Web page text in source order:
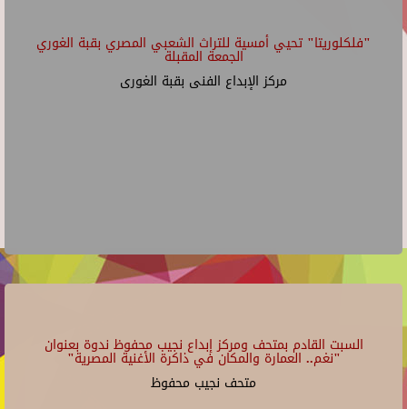
"فلكلوريتا" تحيي أمسية للتراث الشعبي المصري بقبة الغوري
الجمعة المقبلة
مركز الإبداع الفنى بقبة الغورى
السبت القادم بمتحف ومركز إبداع نجيب محفوظ ندوة بعنوان
"نغم.. العمارة والمكان في ذاكرة الأغنية المصرية"
متحف نجيب محفوظ